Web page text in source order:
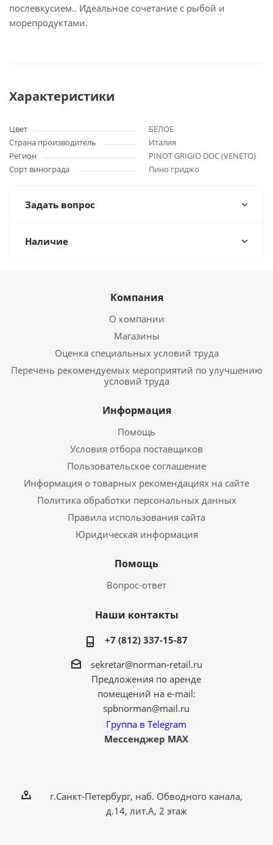
послевкусием.. Идеальное сочетание с рыбой и
морепродуктами.
Характеристики
Цвет
БЕЛОЕ
Страна производитель
Италия
Регион
PINOT GRIGIO DOC (VENETO)
Сорт винограда
Пино гриджо
Задать вопрос
Наличие
Компания
О компании
Магазины
Оценка специальных условий труда
Перечень рекомендуемых мероприятий по улучшению
условий труда
Информация
Помощь
Условия отбора поставщиков
Пользовательское соглашение
Информация о товарных рекомендациях на сайте
Политика обработки персональных данных
Правила использования сайта
Юридическая информация
Помощь
Вопрос-ответ
Наши контакты
+7 (812) 337-15-87
sekretar@norman-retail.ru
Предложения по аренде
помещений на e-mail:
spbnorman@mail.ru
Группа в Telegram
Мессенджер MAX
г.Санкт-Петербург, наб. Обводного канала,
д.14, лит.А, 2 этаж